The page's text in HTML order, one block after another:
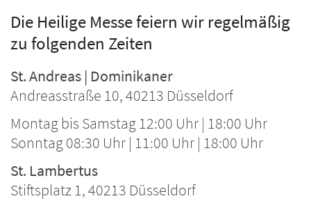
Die Heilige Messe feiern wir regelmäßig
zu folgenden Zeiten
St. Andreas | Dominikaner
Andreasstraße 10, 40213 Düsseldorf
Montag bis Samstag 12:00 Uhr | 18:00 Uhr
Sonntag 08:30 Uhr | 11:00 Uhr | 18:00 Uhr
St. Lambertus
Stiftsplatz 1, 40213 Düsseldorf